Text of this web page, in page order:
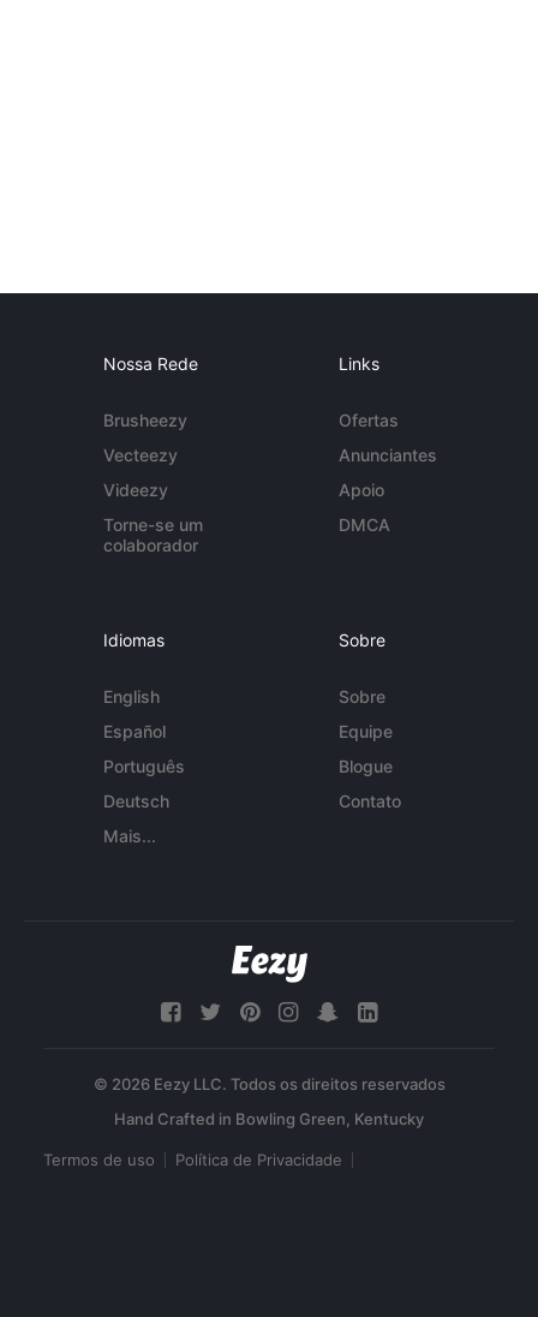
Nossa Rede
Brusheezy
Vecteezy
Videezy
Torne-se um
colaborador
Links
Ofertas
Anunciantes
Apoio
DMCA
Idiomas
English
Español
Português
Deutsch
Mais...
Sobre
Sobre
Equipe
Blogue
Contato
© 2026 Eezy LLC. Todos os direitos reservados
Termos de uso Política de Privacidade